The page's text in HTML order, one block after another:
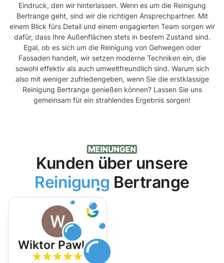
Eindruck, den wir hinterlassen. Wenn es um die Reinigung
Bertrange geht, sind wir die richtigen Ansprechpartner. Mit
einem Blick fürs Detail und einem engagierten Team sorgen wir
dafür, dass Ihre Außenflächen stets in bestem Zustand sind.
Egal, ob es sich um die Reinigung von Gehwegen oder
Fassaden handelt, wir setzen moderne Techniken ein, die
sowohl effektiv als auch umweltfreundlich sind. Warum sich
also mit weniger zufriedengeben, wenn Sie die erstklassige
Reinigung Bertrange genießen können? Lassen Sie uns
gemeinsam für ein strahlendes Ergebnis sorgen!
Kunden über unsere
Reinigung Bertrange
Wiktor Pawlak